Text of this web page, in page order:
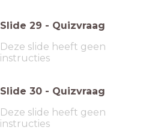
Slide 29 - Quizvraag
Deze slide heeft geen
instructies
Slide 30 - Quizvraag
Deze slide heeft geen
instructies